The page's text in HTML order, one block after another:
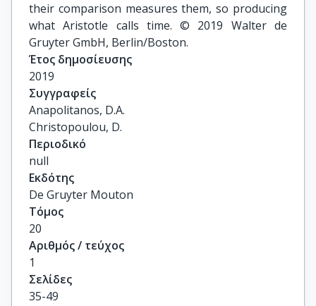
their comparison measures them, so producing
what Aristotle calls time. © 2019 Walter de
Gruyter GmbH, Berlin/Boston.
Έτος δημοσίευσης
2019
Συγγραφείς
Anapolitanos, D.A.
Christopoulou, D.
Περιοδικό
null
Εκδότης
De Gruyter Mouton
Τόμος
20
Αριθμός / τεύχος
1
Σελίδες
35-49